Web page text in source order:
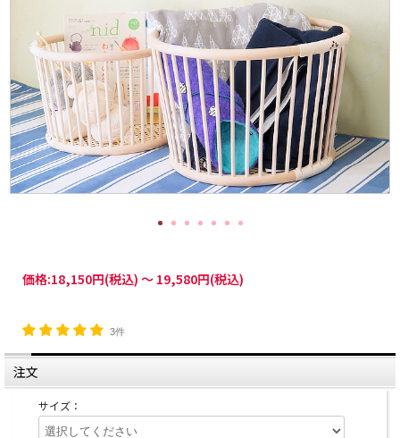
価格:18,150円(税込) ～ 19,580円(税込)
3件
注文
サイズ：